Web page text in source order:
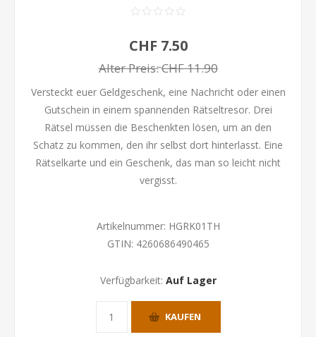
CHF 7.50
Alter Preis:CHF 11.90
Versteckt euer Geldgeschenk, eine Nachricht oder einen
Gutschein in einem spannenden Rätseltresor. Drei
Rätsel müssen die Beschenkten lösen, um an den
Schatz zu kommen, den ihr selbst dort hinterlasst. Eine
Rätselkarte und ein Geschenk, das man so leicht nicht
vergisst.
Artikelnummer: HGRK01TH
GTIN: 4260686490465
Verfügbarkeit: Auf Lager
KAUFEN